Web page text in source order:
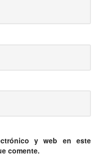
y web en este
comente.